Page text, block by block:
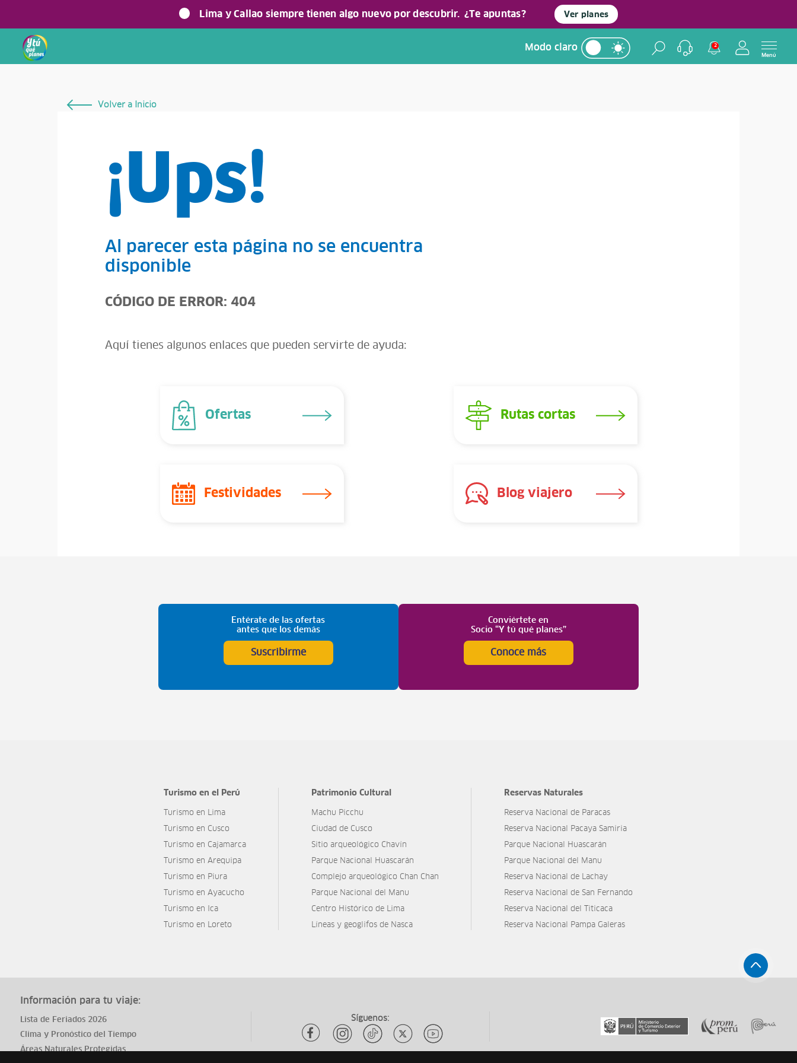
Lima y Callao siempre tienen algo nuevo por descubrir. ¿Te apuntas? Ver planes
Modo claro 2
Menú
Volver a Inicio
¡Ups!
Al parecer esta página no se encuentra
disponible
CÓDIGO DE ERROR: 404
Aquí tienes algunos enlaces que pueden servirte de ayuda:
Ofertas Rutas cortas
Festividades Blog viajero
Entérate de las ofertas
antes que los demás
Suscribirme
Conviértete en
Socio “Y tú qué planes”
Conoce más
Turismo en el Perú
Turismo en Lima
Turismo en Cusco
Turismo en Cajamarca
Turismo en Arequipa
Turismo en Piura
Turismo en Ayacucho
Turismo en Ica
Turismo en Loreto
Patrimonio Cultural
Machu Picchu
Ciudad de Cusco
Sitio arqueológico Chavín
Parque Nacional Huascarán
Complejo arqueológico Chan Chan
Parque Nacional del Manu
Centro Histórico de Lima
Líneas y geoglifos de Nasca
Reservas Naturales
Reserva Nacional de Paracas
Reserva Nacional Pacaya Samiria
Parque Nacional Huascarán
Parque Nacional del Manu
Reserva Nacional de Lachay
Reserva Nacional de San Fernando
Reserva Nacional del Titicaca
Reserva Nacional Pampa Galeras
Información para tu viaje:
Lista de Feriados 2026
Clima y Pronóstico del Tiempo
Áreas Naturales Protegidas
Síguenos: